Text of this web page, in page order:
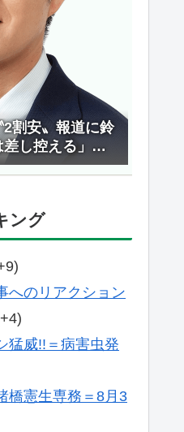
割安〟報道に鈴
し控える」＝
ング
へのリアクション
+4
猛威!!＝病害虫発
橋憲生専務＝8月3